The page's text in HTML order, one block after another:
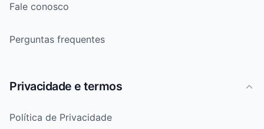
Fale conosco
Perguntas frequentes
Privacidade e termos
Política de Privacidade